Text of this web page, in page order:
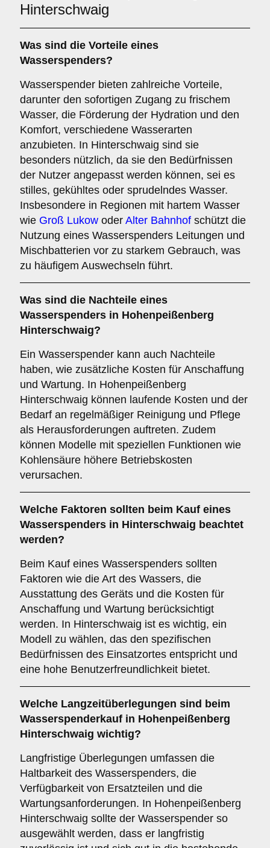
Hinterschwaig
Was sind die Vorteile eines
Wasserspenders?
Wasserspender bieten zahlreiche Vorteile,
darunter den sofortigen Zugang zu frischem
Wasser, die Förderung der Hydration und den
Komfort, verschiedene Wasserarten
anzubieten. In Hinterschwaig sind sie
besonders nützlich, da sie den Bedürfnissen
der Nutzer angepasst werden können, sei es
stilles, gekühltes oder sprudelndes Wasser.
Insbesondere in Regionen mit hartem Wasser
wie Groß Lukow oder Alter Bahnhof schützt die
Nutzung eines Wasserspenders Leitungen und
Mischbatterien vor zu starkem Gebrauch, was
zu häufigem Auswechseln führt.
Was sind die Nachteile eines
Wasserspenders in Hohenpeißenberg
Hinterschwaig?
Ein Wasserspender kann auch Nachteile
haben, wie zusätzliche Kosten für Anschaffung
und Wartung. In Hohenpeißenberg
Hinterschwaig können laufende Kosten und der
Bedarf an regelmäßiger Reinigung und Pflege
als Herausforderungen auftreten. Zudem
können Modelle mit speziellen Funktionen wie
Kohlensäure höhere Betriebskosten
verursachen.
Welche Faktoren sollten beim Kauf eines
Wasserspenders in Hinterschwaig beachtet
werden?
Beim Kauf eines Wasserspenders sollten
Faktoren wie die Art des Wassers, die
Ausstattung des Geräts und die Kosten für
Anschaffung und Wartung berücksichtigt
werden. In Hinterschwaig ist es wichtig, ein
Modell zu wählen, das den spezifischen
Bedürfnissen des Einsatzortes entspricht und
eine hohe Benutzerfreundlichkeit bietet.
Welche Langzeitüberlegungen sind beim
Wasserspenderkauf in Hohenpeißenberg
Hinterschwaig wichtig?
Langfristige Überlegungen umfassen die
Haltbarkeit des Wasserspenders, die
Verfügbarkeit von Ersatzteilen und die
Wartungsanforderungen. In Hohenpeißenberg
Hinterschwaig sollte der Wasserspender so
ausgewählt werden, dass er langfristig